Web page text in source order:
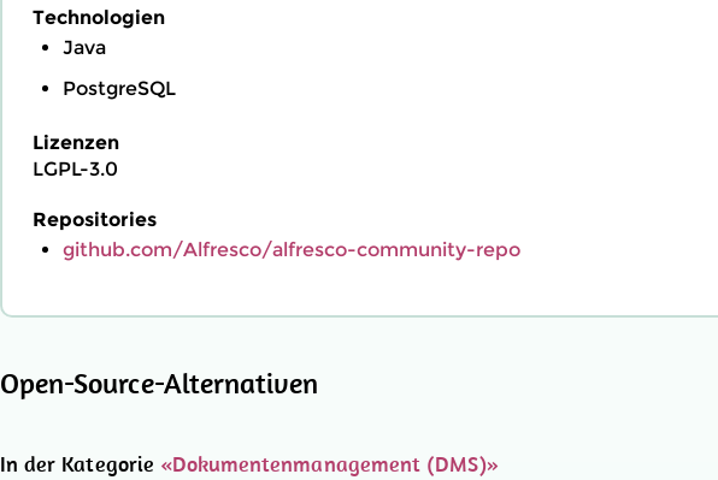
Technologien
Java
PostgreSQL
Lizenzen
LGPL-3.0
Repositories
github.com/Alfresco/alfresco-community-repo
Open-Source-Alternativen
In der Kategorie «Dokumentenmanagement (DMS)»